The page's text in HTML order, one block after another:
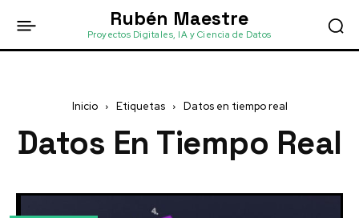
Rubén Maestre
Proyectos Digitales, IA y Ciencia de Datos
Inicio Etiquetas Datos en tiempo real
Datos En Tiempo Real